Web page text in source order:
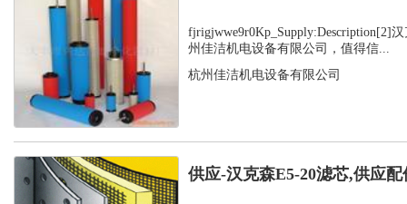
fjrigjwwe9r0Kp_Supply:Description[2]
州佳洁机电设备有限公司，值得信...
杭州佳洁机电设备有限公司
供应-汉克森E5-20滤芯,供应配